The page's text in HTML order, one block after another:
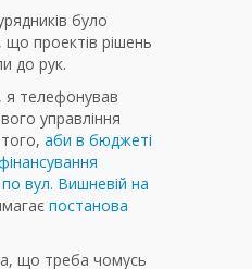
було
що проектів рішень
до рук.
я телефонував
управління
аби в бюджеті
вул. Вишневій на
постанова
що треба чомусь